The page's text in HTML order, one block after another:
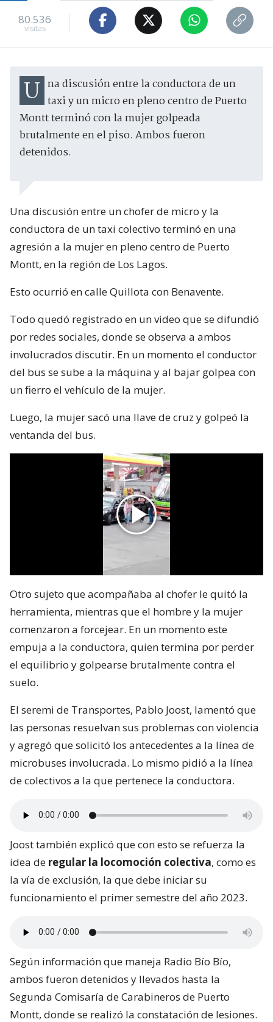
80.536
visitas
Una discusión entre la conductora de un taxi y un micro en pleno centro de Puerto
Montt terminó con la mujer golpeada
brutalmente en el piso. Ambos fueron
detenidos.
Una discusión entre un chofer de micro y la
conductora de un taxi colectivo terminó en una
agresión a la mujer en pleno centro de Puerto
Montt, en la región de Los Lagos.
Esto ocurrió en calle Quillota con Benavente.
Todo quedó registrado en un video que se difundió
por redes sociales, donde se observa a ambos
involucrados discutir. En un momento el conductor
del bus se sube a la máquina y al bajar golpea con
un fierro el vehículo de la mujer.
Luego, la mujer sacó una llave de cruz y golpeó la
ventanda del bus.
Otro sujeto que acompañaba al chofer le quitó la
herramienta, mientras que el hombre y la mujer
comenzaron a forcejear. En un momento este
empuja a la conductora, quien termina por perder
el equilibrio y golpearse brutalmente contra el
suelo.
El seremi de Transportes, Pablo Joost, lamentó que
las personas resuelvan sus problemas con violencia
y agregó que solicitó los antecedentes a la línea de
microbuses involucrada. Lo mismo pidió a la línea
de colectivos a la que pertenece la conductora.
Joost también explicó que con esto se refuerza la
idea de regular la locomoción colectiva, como es
la vía de exclusión, la que debe iniciar su
funcionamiento el primer semestre del año 2023.
Según información que maneja Radio Bío Bío,
ambos fueron detenidos y llevados hasta la
Segunda Comisaría de Carabineros de Puerto
Montt, donde se realizó la constatación de lesiones.